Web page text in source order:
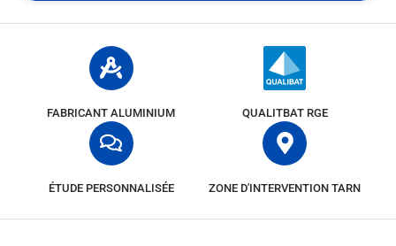
FABRICANT ALUMINIUM QUALITBAT RGE
ÉTUDE PERSONNALISÉE ZONE D'INTERVENTION TARN